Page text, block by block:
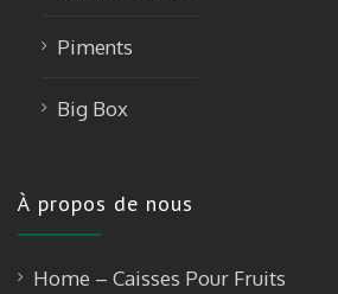
Piments
Big Box
À propos de nous
Home – Caisses Pour Fruits